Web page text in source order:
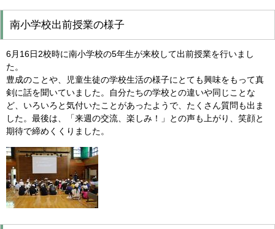
南小学校出前授業の様子
6月16日2校時に南小学校の5年生が来校して出前授業を行いまし
た。
豊成のことや、児童生徒の学校生活の様子にとても興味をもって真
剣に話を聞いていました。自分たちの学校との違いや同じことな
ど、いろいろと気付いたことがあったようで、たくさん質問も出ま
した。最後は、「来週の交流、楽しみ！」との声も上がり、笑顔と
期待で締めくくりました。